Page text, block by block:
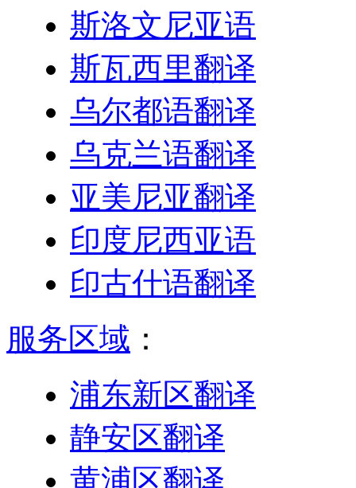
斯洛文尼亚语
斯瓦西里翻译
乌尔都语翻译
乌克兰语翻译
亚美尼亚翻译
印度尼西亚语
印古什语翻译
服务区域 ：
浦东新区翻译
静安区翻译
黄浦区翻译